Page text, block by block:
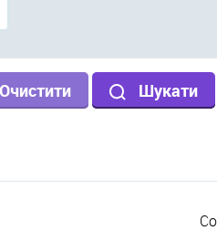
Очистити Шукати